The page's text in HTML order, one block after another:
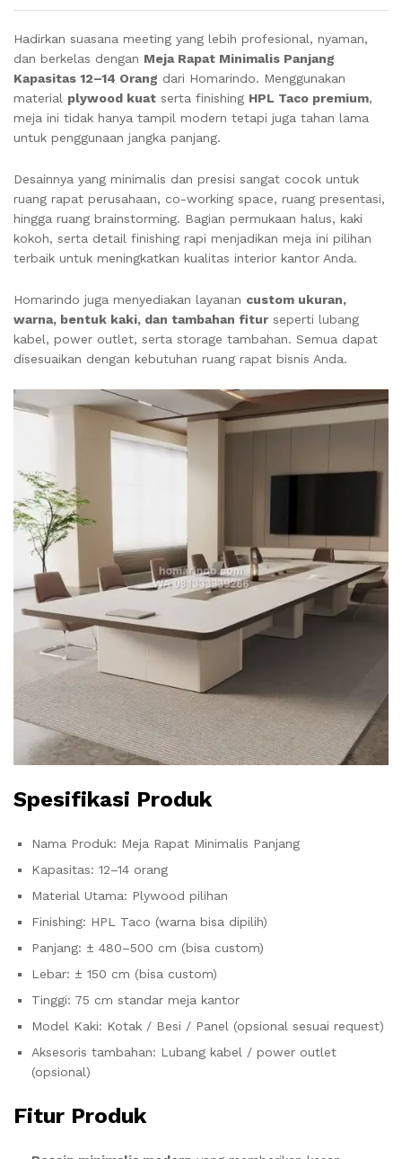
Hadirkan suasana meeting yang lebih profesional, nyaman,
dan berkelas dengan Meja Rapat Minimalis Panjang
Kapasitas 12–14 Orang dari Homarindo. Menggunakan
material plywood kuat serta finishing HPL Taco premium,
meja ini tidak hanya tampil modern tetapi juga tahan lama
untuk penggunaan jangka panjang.
Desainnya yang minimalis dan presisi sangat cocok untuk
ruang rapat perusahaan, co-working space, ruang presentasi,
hingga ruang brainstorming. Bagian permukaan halus, kaki
kokoh, serta detail finishing rapi menjadikan meja ini pilihan
terbaik untuk meningkatkan kualitas interior kantor Anda.
Homarindo juga menyediakan layanan custom ukuran,
warna, bentuk kaki, dan tambahan fitur seperti lubang
kabel, power outlet, serta storage tambahan. Semua dapat
disesuaikan dengan kebutuhan ruang rapat bisnis Anda.
Spesifikasi Produk
Nama Produk: Meja Rapat Minimalis Panjang
Kapasitas: 12–14 orang
Material Utama: Plywood pilihan
Finishing: HPL Taco (warna bisa dipilih)
Panjang: ± 480–500 cm (bisa custom)
Lebar: ± 150 cm (bisa custom)
Tinggi: 75 cm standar meja kantor
Model Kaki: Kotak / Besi / Panel (opsional sesuai request)
Aksesoris tambahan: Lubang kabel / power outlet
(opsional)
Fitur Produk